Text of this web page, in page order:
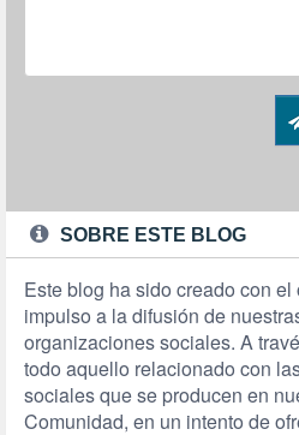
SOBRE ESTE BLOG
Este blog ha sido creado con
impulso a la difusión de
organizaciones sociales. A
todo aquello relacionado con
sociales que se producen en
Comunidad, en un intento de